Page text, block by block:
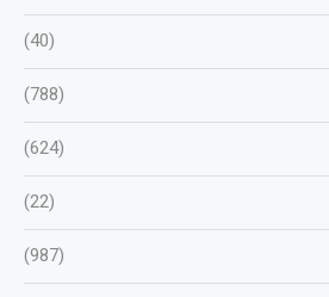
(40)
(788)
(624)
(22)
(987)